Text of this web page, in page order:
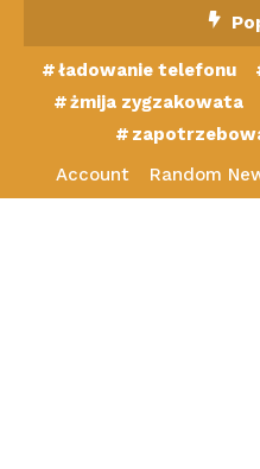
Contentładowanie telefonu
żmija zygzakowata
Account
Random